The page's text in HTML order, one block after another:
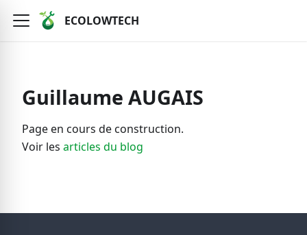
ECOLOWTECH
Guillaume AUGAIS
Page en cours de construction.
Voir les articles du blog